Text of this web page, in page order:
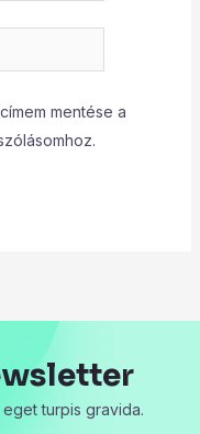
mentése a
turpis gravida.